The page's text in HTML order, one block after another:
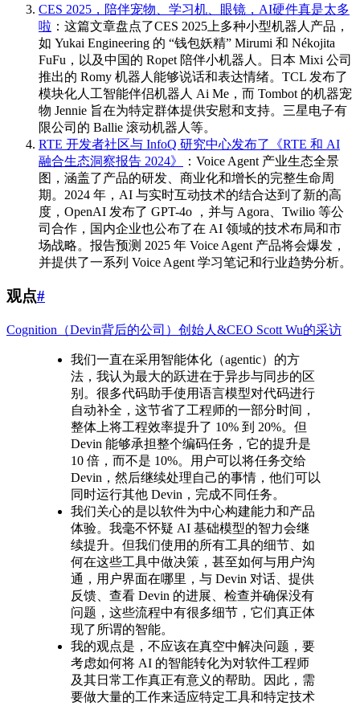
CES 2025，陪伴宠物、学习机、眼镜，AI硬件真是太多
啦 ：这篇文章盘点了CES 2025上多种小型机器人产品，
如 Yukai Engineering 的 “钱包妖精” Mirumi 和 Nékojita
FuFu，以及中国的 Ropet 陪伴小机器人。日本 Mixi 公司
推出的 Romy 机器人能够说话和表达情绪。TCL 发布了
模块化人工智能伴侣机器人 Ai Me，而 Tombot 的机器宠
物 Jennie 旨在为特定群体提供安慰和支持。三星电子有
限公司的 Ballie 滚动机器人等。
RTE 开发者社区与 InfoQ 研究中心发布了《RTE 和 AI
融合生态洞察报告 2024》
：Voice Agent 产业生态全景
图，涵盖了产品的研发、商业化和增长的完整生命周
期。2024 年，AI 与实时互动技术的结合达到了新的高
度，OpenAI 发布了 GPT-4o ，并与 Agora、Twilio 等公
司合作，国内企业也公布了在 AI 领域的技术布局和市
场战略。报告预测 2025 年 Voice Agent 产品将会爆发，
并提供了一系列 Voice Agent 学习笔记和行业趋势分析。
观点#
Cognition（Devin背后的公司）创始人&CEO Scott Wu的采访
我们一直在采用智能体化（agentic）的方
法，我认为最大的跃进在于异步与同步的区
别。很多代码助手使用语言模型对代码进行
自动补全，这节省了工程师的一部分时间，
整体上将工程效率提升了 10% 到 20%。但
Devin 能够承担整个编码任务，它的提升是
10 倍，而不是 10%。用户可以将任务交给
Devin，然后继续处理自己的事情，他们可以
同时运行其他 Devin，完成不同任务。
我们关心的是以软件为中心构建能力和产品
体验。我毫不怀疑 AI 基础模型的智力会继
续提升。但我们使用的所有工具的细节、如
何在这些工具中做决策，甚至如何与用户沟
通，用户界面在哪里，与 Devin 对话、提供
反馈、查看 Devin 的进展、检查并确保没有
问题，这些流程中有很多细节，它们真正体
现了所谓的智能。
我的观点是，不应该在真空中解决问题，要
考虑如何将 AI 的智能转化为对软件工程师
及其日常工作真正有意义的帮助。因此，需
要做大量的工作来适应特定工具和特定技术